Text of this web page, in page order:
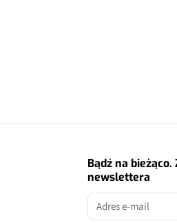
Bądź na bieżąco.
newslettera